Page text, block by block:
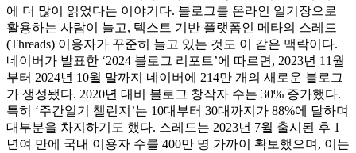
에 더 많이 읽었다는 이야기다. 블로그를 온라인 일기장으로
활용하는 사람이 늘고, 텍스트 기반 플랫폼인 메타의 스레드
(Threads) 이용자가 꾸준히 늘고 있는 것도 이 같은 맥락이다.
네이버가 발표한 ‘2024 블로그 리포트’에 따르면, 2023년 11월
부터 2024년 10월 말까지 네이버에 214만 개의 새로운 블로그
가 생성됐다. 2020년 대비 블로그 창작자 수는 30% 증가했다.
특히 ‘주간일기 챌린지’는 10대부터 30대까지가 88%에 달하며
대부분을 차지하기도 했다. 스레드는 2023년 7월 출시된 후 1
년여 만에 국내 이용자 수를 400만 명 가까이 확보했으며, 이는